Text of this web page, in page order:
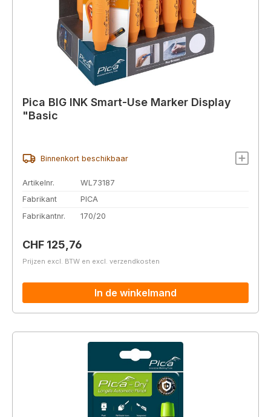
Pica BIG INK Smart-Use Marker Display
"Basic
Binnenkort beschikbaar
Artikelnr.
WL73187
Fabrikant
PICA
Fabrikantnr.
170/20
Normale prijs:
CHF 125,76
Prijzen excl. BTW en excl. verzendkosten
In de winkelmand